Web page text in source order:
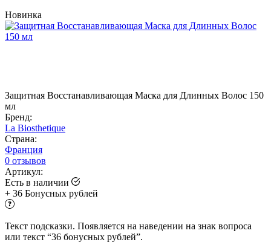
Новинка
Защитная Восстанавливающая Маска для Длинных Волос 150
мл
Бренд:
La Biosthetique
Страна:
Франция
0 отзывов
Артикул:
Есть в наличии
+ 36 Бонусных рублей
Текст подсказки. Появляется на наведении на знак вопроса
или текст “36 бонусных рублей”.